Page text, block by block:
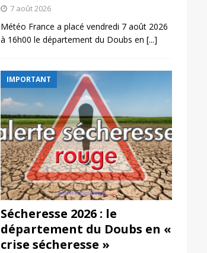
7 août 2026
Météo France a placé vendredi 7 août 2026
à 16h00 le département du Doubs en [...]
IMPORTANT
Sécheresse 2026 : le
département du Doubs en «
crise sécheresse »